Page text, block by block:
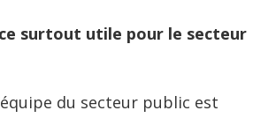
surtout utile pour le secteur
du secteur public est